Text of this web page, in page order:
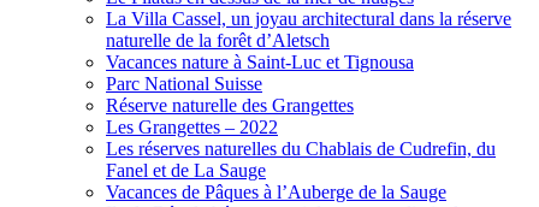
menu
La Villa Cassel, un joyau architectural dans la réserve
naturelle de la forêt d’Aletsch
Vacances nature à Saint-Luc et Tignousa
Parc National Suisse
Réserve naturelle des Grangettes
Les Grangettes – 2022
Les réserves naturelles du Chablais de Cudrefin, du
Fanel et de La Sauge
Vacances de Pâques à l’Auberge de la Sauge